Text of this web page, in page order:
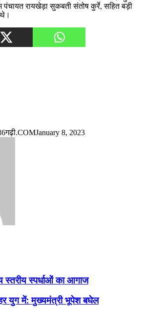
रायखेड़ा सुकबती संतोष कुर्रे, सहित बड़ी
January 8, 2023
स्तरीय स्पर्धाओं का आगाज
युग में: मुख्यमंत्री भूपेश बघेल